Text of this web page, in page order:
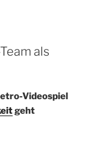
als
Videospiel
geht